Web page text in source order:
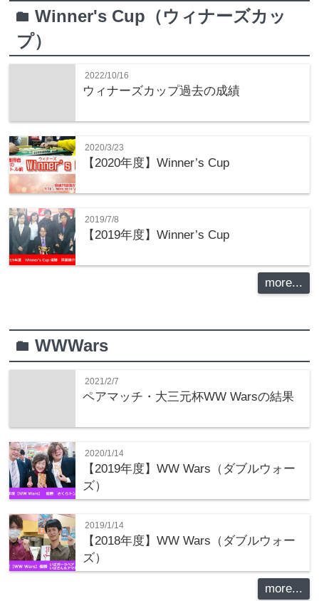
folderWinner's Cup（ウィナーズカッ
プ）
2022/10/16
ウィナーズカップ過去の成績
2020/3/23
【2020年度】Winner’s Cup
2019/7/8
【2019年度】Winner’s Cup
more...
folderWWWars
2021/2/7
ペアマッチ・大三元杯WW Warsの結果
2020/1/14
【2019年度】WW Wars（ダブルウォー
ズ）
2019/1/14
【2018年度】WW Wars（ダブルウォー
ズ）
more...